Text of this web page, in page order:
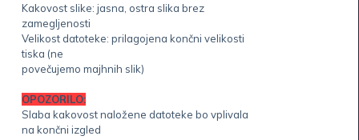
Kakovost slike: jasna, ostra slika brez
zamegljenosti
Velikost datoteke: prilagojena končni velikosti
tiska (ne
povečujemo majhnih slik)
OPOZORILO:
Slaba kakovost naložene datoteke bo vplivala
na končni izgled